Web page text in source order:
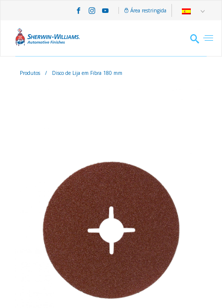
Área restringida
Produtos / Disco de Lija em Fibra 180 mm